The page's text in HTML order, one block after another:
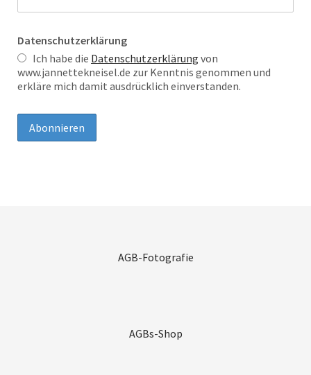
Datenschutzerklärung
Ich habe die Datenschutzerklärung von
www.jannettekneisel.de zur Kenntnis genommen und
erkläre mich damit ausdrücklich einverstanden.
AGB-Fotografie
AGBs-Shop